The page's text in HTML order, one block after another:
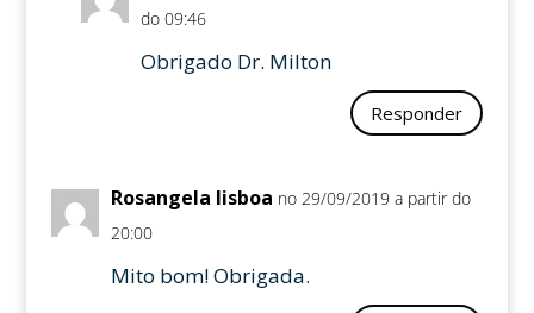
do 09:46
Obrigado Dr. Milton
Responder
Rosangela lisboa no 29/09/2019 a partir do
20:00
Mito bom! Obrigada.